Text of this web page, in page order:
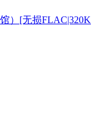
）[无损FLAC|320K